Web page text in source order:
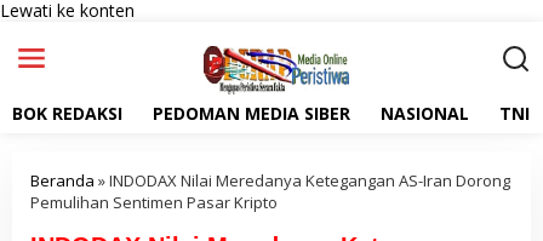
Lewati ke konten
BOK REDAKSI PEDOMAN MEDIA SIBER NASIONAL TNI
Beranda »INDODAX Nilai Meredanya Ketegangan AS-Iran Dorong
Pemulihan Sentimen Pasar Kripto